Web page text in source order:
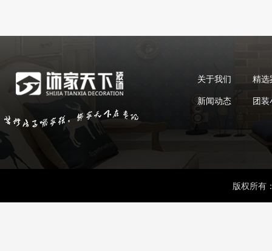
关于我们
新闻动态
精选
团
版权所有